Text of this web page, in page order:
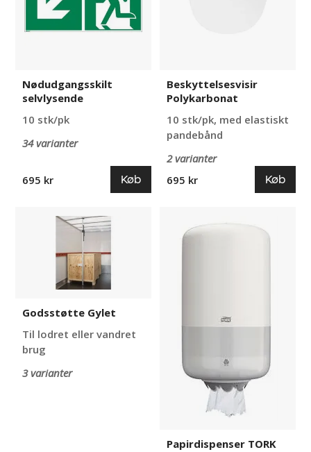
Nødudgangsskilt
selvlysende
10 stk/pk
34 varianter
695 kr Køb
Beskyttelsesvisir
Polykarbonat
10 stk/pk, med elastiskt
pandebånd
2 varianter
695 kr
Køb
Godsstøtte
Godsstøtte Gylet
Til lodret eller vandret
brug
3 varianter
TORK
Papirdispenser TORK